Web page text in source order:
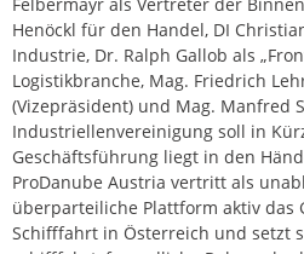
Henöckl für den Handel, DI
Industrie, Dr. Ralph Gallob als
Logistikbranche, Mag. Friedrich
(Vizepräsident) und Mag. Manfred
Industriellenvereinigung soll in
Geschäftsführung liegt in den
ProDanube Austria vertritt als
überparteiliche Plattform aktiv das
Schifffahrt in Österreich und setzt